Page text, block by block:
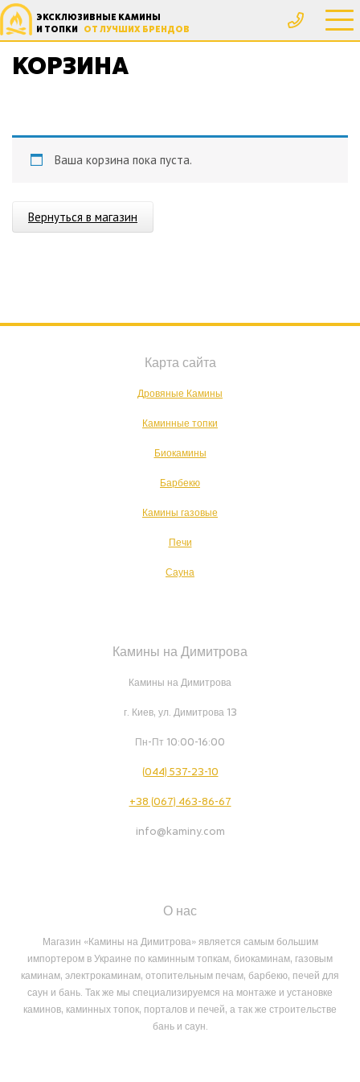
ЭКСКЛЮЗИВНЫЕ КАМИНЫ
И ТОПКИ ОТ ЛУЧШИХ БРЕНДОВ
КОРЗИНА
Главная Корзина
Ваша корзина пока пуста.
Вернуться в магазин
Карта сайта
Дровяные Камины
Каминные топки
Биокамины
Барбекю
Камины газовые
Печи
Сауна
Камины на Димитрова
Камины на Димитрова
г. Киев, ул. Димитрова 13
Пн-Пт 10:00-16:00
(044) 537-23-10
+38 (067) 463-86-67
info@kaminy.com
О нас
Магазин «Камины на Димитрова» является самым большим
импортером в Украине по каминным топкам, биокаминам, газовым
каминам, электрокаминам, отопительным печам, барбекю, печей для
саун и бань. Так же мы специализируемся на монтаже и установке
каминов, каминных топок, порталов и печей, а так же строительстве
бань и саун.